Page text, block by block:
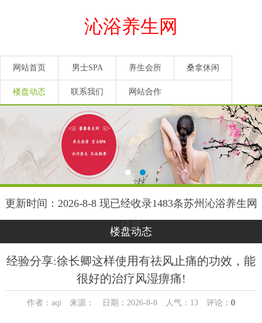
沁浴养生网
网站首页 男士SPA 养生会所 桑拿休闲
楼盘动态 联系我们 网站合作
更新时间：2026-8-8 现已经收录1483条苏州沁浴养生网
信息
楼盘动态
经验分享:徐长卿这样使用有祛风止痛的功效，能
很好的治疗风湿痹痛!
作者：aqi 来源： 日期：2026-8-8 人气： 13 评论： 0